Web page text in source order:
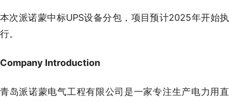
本次派诺蒙中标UPS设备分包，项目预计2025年开始执
行。
Company Introduction
青岛派诺蒙电气工程有限公司是一家专注生产电力用直